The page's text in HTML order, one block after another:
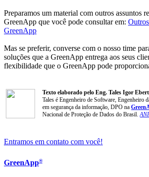
Preparamos um material com outros assuntos
GreenApp que você pode consultar em:
GreenApp
Mas se preferir, converse com o nosso time
soluções que a GreenApp entrega aos seus
flexibilidade que o GreenApp pode
Texto elaborado pelo Eng. Tales Igor
Tales é Engenheiro de Software, Engenheiro
em segurança da informação, DPO na
Nacional de Proteção de Dados do Brasil.
Entramos em contato com você!
GreenApp®